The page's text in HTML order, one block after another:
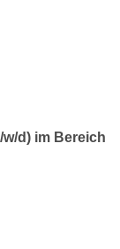
d) im Bereich